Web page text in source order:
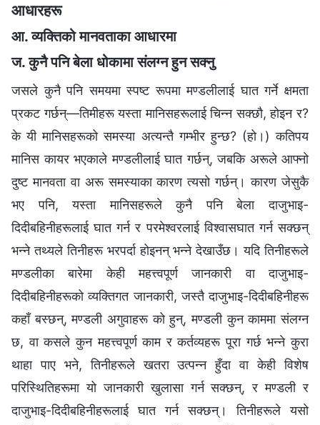
आधारहरू
आ. व्यक्तिको मानवताका आधारमा
ज. कुनै पनि बेला धोकामा संलग्न हुन सक्नु
जसले कुनै पनि समयमा स्पष्ट रूपमा मण्डलीलाई घात गर्ने क्षमता
प्रकट गर्छन्—तिमीहरू यस्ता मानिसहरूलाई चिन्न सक्छौ, होइन र?
के यी मानिसहरूको समस्या अत्यन्तै गम्भीर हुन्छ? (हो।) कतिपय
मानिस कायर भएकाले मण्डलीलाई घात गर्छन्, जबकि अरूले आफ्नो
दुष्ट मानवता वा अरू समस्याका कारण त्यसो गर्छन्। कारण जेसुकै
भए पनि, यस्ता मानिसहरूले कुनै पनि बेला दाजुभाइ-
दिदीबहिनीहरूलाई घात गर्न र परमेश्‍वरलाई विश्‍वासघात गर्न सक्छन्
भन्ने तथ्यले तिनीहरू भरपर्दा होइनन् भन्ने देखाउँछ। यदि तिनीहरूले
मण्डलीका बारेमा केही महत्त्वपूर्ण जानकारी वा दाजुभाइ-
दिदीबहिनीहरूको व्यक्तिगत जानकारी, जस्तै दाजुभाइ-दिदीबहिनीहरू
कहाँ बस्छन्, मण्डली अगुवाहरू को हुन्, मण्डली कुन काममा संलग्न
छ, वा कसले कुन महत्त्वपूर्ण काम र कर्तव्यहरू पूरा गर्छ भन्ने कुरा
थाहा पाए भने, तिनीहरूले खतरा उत्पन्न हुँदा वा केही विशेष
परिस्थितिहरूमा यो जानकारी खुलासा गर्न सक्छन्, र मण्डली र
दाजुभाइ-दिदीबहिनीहरूलाई घात गर्न सक्छन्। तिनीहरूले यसो